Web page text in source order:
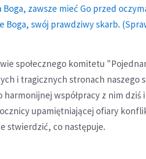
zawsze mieć Go przed
Boga, swój prawdziwy skarb.
społecznego komitetu
i tragicznych stronach naszego
współpracy z nim dziś
upamiętniającej ofiary
stwierdzić, co następuje.